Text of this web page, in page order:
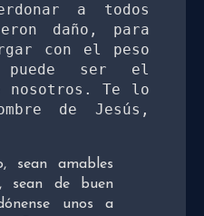
a todos
daño, para
con el peso
puede ser el
nosotros. Te lo
de Jesús,
sean amables
sean de buen
unos a